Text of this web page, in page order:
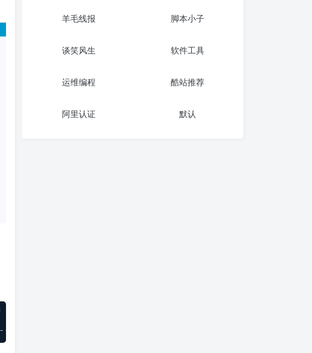
ip=
羊毛线报 脚本小子
谈笑风生 软件工具
运维编程 酷站推荐
阿里认证 默认